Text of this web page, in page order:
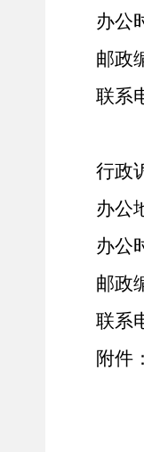
办公时
邮政编
联系
行政诉
办公地
办公时
邮政编
联系电
附件